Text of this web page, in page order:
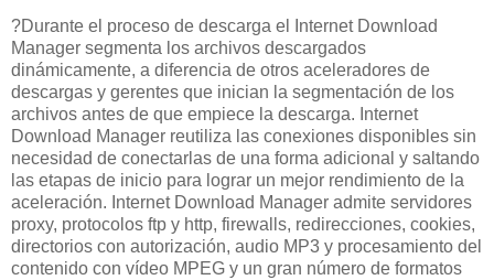
?Durante el proceso de descarga el Internet Download
Manager segmenta los archivos descargados
dinámicamente, a diferencia de otros aceleradores de
descargas y gerentes que inician la segmentación de los
archivos antes de que empiece la descarga. Internet
Download Manager reutiliza las conexiones disponibles sin
necesidad de conectarlas de una forma adicional y saltando
las etapas de inicio para lograr un mejor rendimiento de la
aceleración. Internet Download Manager admite servidores
proxy, protocolos ftp y http, firewalls, redirecciones, cookies,
directorios con autorización, audio MP3 y procesamiento del
contenido con vídeo MPEG y un gran número de formatos